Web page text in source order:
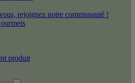
rejoignez notre communauté !
produit